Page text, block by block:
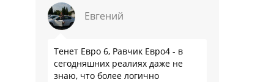
Евгений
Тенет Евро 6, Равчик Евро4 - в
сегодняшних реалиях даже не
знаю, что более логично